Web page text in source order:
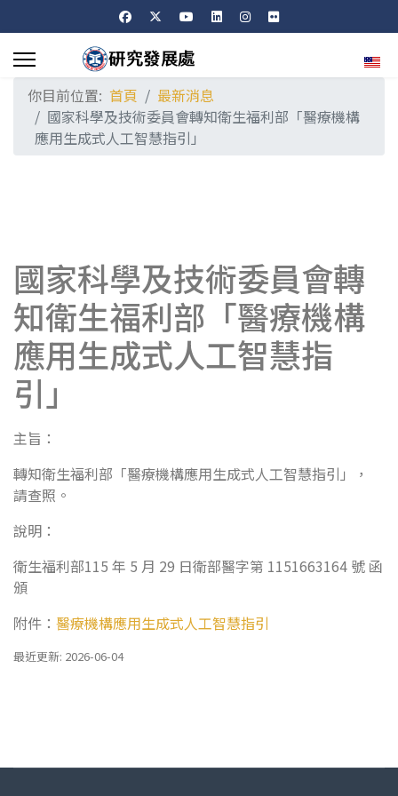
選擇
你目前位置: 首頁
最新消息
國家科學及技術委員會轉知衛生福利部「醫療機構
應用生成式人工智慧指引」
國家科學及技術委員會轉
知衛生福利部「醫療機構
應用生成式人工智慧指
引」
主旨：
轉知衛生福利部「醫療機構應用生成式人工智慧指引」，
請查照。
說明：
衛生福利部115 年 5 月 29 日衛部醫字第 1151663164 號 函
頒
附件： 醫療機構應用生成式人工智慧指引
最近更新: 2026-06-04